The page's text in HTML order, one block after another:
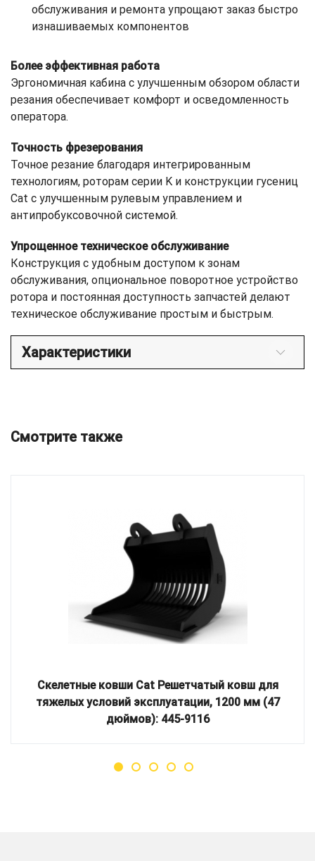
обслуживания и ремонта упрощают заказ быстро
изнашиваемых компонентов
Более эффективная работа
Эргономичная кабина с улучшенным обзором области
резания обеспечивает комфорт и осведомленность
оператора.
Точность фрезерования
Точное резание благодаря интегрированным
технологиям, роторам серии K и конструкции гусениц
Cat с улучшенным рулевым управлением и
антипробуксовочной системой.
Упрощенное техническое обслуживание
Конструкция с удобным доступом к зонам
обслуживания, опциональное поворотное устройство
ротора и постоянная доступность запчастей делают
техническое обслуживание простым и быстрым.
Характеристики
Смотрите также
Скелетные ковши Cat Решетчатый ковш для
тяжелых условий эксплуатации, 1200 мм (47
дюймов): 445-9116